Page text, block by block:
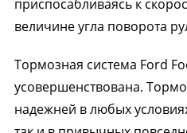
приспосабливаясь к
величине угла поворота
Тормозная система Ford
усовершенствована.
надежней в любых